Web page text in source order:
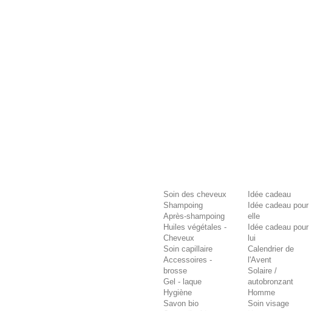
Soin des cheveux
Shampoing
Après-shampoing
Huiles végétales -
Cheveux
Soin capillaire
Accessoires -
brosse
Gel - laque
Hygiène
Savon bio
Idée cadeau
Idée cadeau pour
elle
Idée cadeau pour
lui
Calendrier de
l'Avent
Solaire /
autobronzant
Homme
Soin visage